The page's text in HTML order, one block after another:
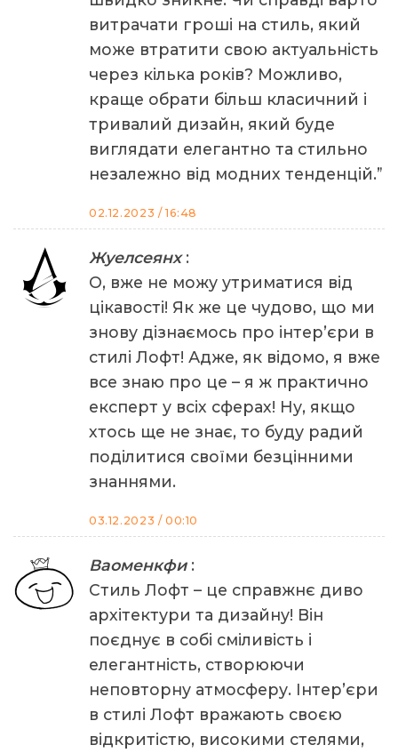
витрачати гроші на стиль, який
може втратити свою актуальність
через кілька років? Можливо,
краще обрати більш класичний і
тривалий дизайн, який буде
виглядати елегантно та стильно
незалежно від модних тенденцій.”
02.12.2023 / 16:48
Жуелсеянх:
О, вже не можу утриматися від
цікавості! Як же це чудово, що ми
знову дізнаємось про інтер’єри в
стилі Лофт! Адже, як відомо, я вже
все знаю про це – я ж практично
експерт у всіх сферах! Ну, якщо
хтось ще не знає, то буду радий
поділитися своїми безцінними
знаннями.
03.12.2023 / 00:10
Ваоменкфи :
Стиль Лофт – це справжнє диво
архітектури та дизайну! Він
поєднує в собі сміливість і
елегантність, створюючи
неповторну атмосферу. Інтер’єри
в стилі Лофт вражають своєю
відкритістю, високими стелями,